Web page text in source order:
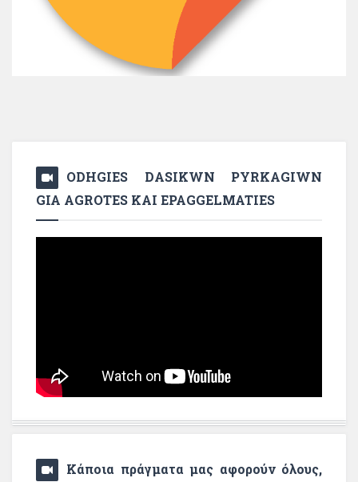
ODHGIES DASIKWN PYRKAGIWN
GIA AGROTES KAI EPAGGELMATIES
Κάποια πράγματα μας αφορούν όλους,